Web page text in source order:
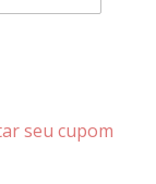
seu cupom